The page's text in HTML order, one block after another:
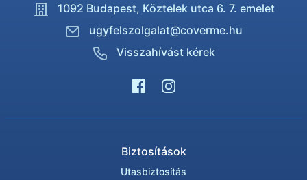
1092 Budapest, Köztelek utca 6. 7. emelet
ugyfelszolgalat@coverme.hu
Visszahívást kérek
Biztosítások
Utasbiztosítás